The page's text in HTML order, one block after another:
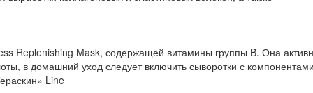
Replenishing Mask, содержащей витамины группы B. Она
в домашний уход следует включить сыворотки с
Line